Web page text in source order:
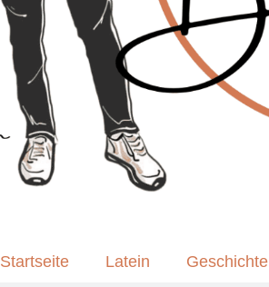
Startseite Latein Geschichte